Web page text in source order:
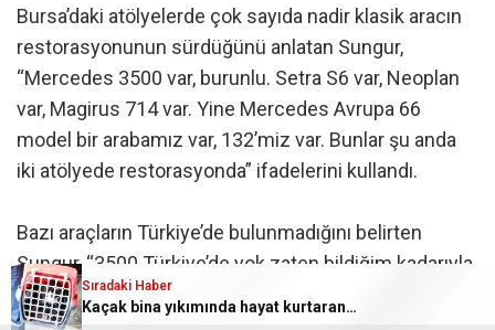
Bursa’daki atölyelerde çok sayıda nadir klasik aracın
restorasyonunun sürdüğünü anlatan Sungur,
“Mercedes 3500 var, burunlu. Setra S6 var, Neoplan
var, Magirus 714 var. Yine Mercedes Avrupa 66
model bir arabamız var, 132’miz var. Bunlar şu anda
iki atölyede restorasyonda” ifadelerini kullandı.
Bazı araçların Türkiye’de bulunmadığını belirten
Sungur, “3500 Türkiye’de yok zaten bildiğim kadarıyla.
Setra S6 da yok. Onlar hep yurt dışından geliyorlar.
Sıradaki Haber
Kaçak bina yıkımında hayat kurtaran müdahale